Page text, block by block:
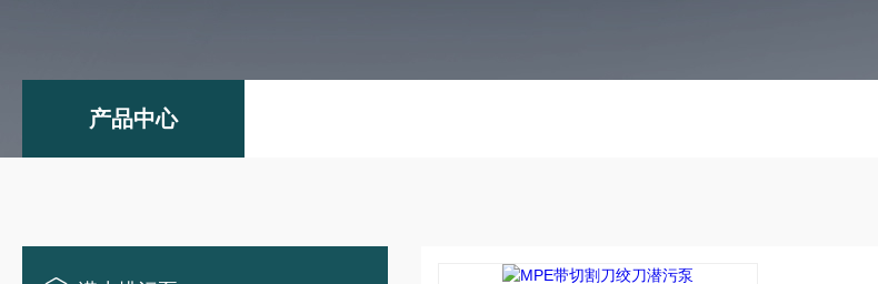
产品中心